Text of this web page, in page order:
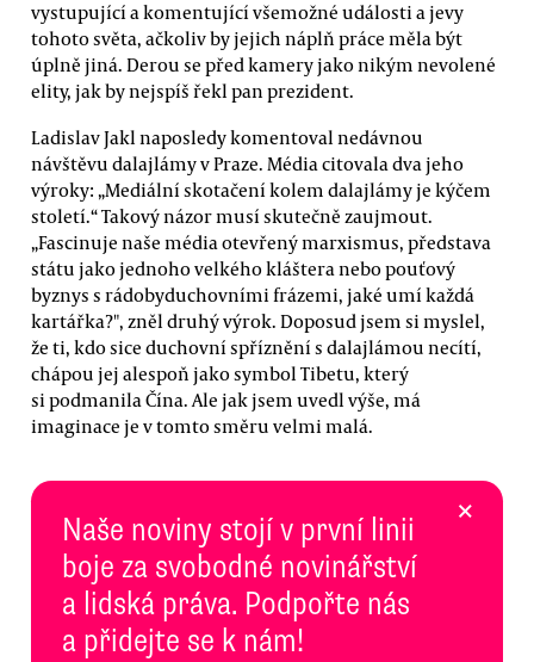
vystupující a komentující všemožné události a jevy
tohoto světa, ačkoliv by jejich náplň práce měla být
úplně jiná. Derou se před kamery jako nikým nevolené
elity, jak by nejspíš řekl pan prezident.
Ladislav Jakl naposledy komentoval nedávnou
návštěvu dalajlámy v Praze. Média citovala dva jeho
výroky: „Mediální skotačení kolem dalajlámy je kýčem
století.“ Takový názor musí skutečně zaujmout.
„Fascinuje naše média otevřený marxismus, představa
státu jako jednoho velkého kláštera nebo pouťový
byznys s rádobyduchovními frázemi, jaké umí každá
kartářka?", zněl druhý výrok. Doposud jsem si myslel,
že ti, kdo sice duchovní spříznění s dalajlámou necítí,
chápou jej alespoň jako symbol Tibetu, který
si podmanila Čína. Ale jak jsem uvedl výše, má
imaginace je v tomto směru velmi malá.
Naše noviny stojí v první linii
boje za svobodné novinářství
a lidská práva. Podpořte nás
a přidejte se k nám!
×